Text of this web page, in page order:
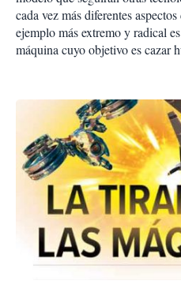
cada vez más diferentes
ejemplo más extremo y radical
máquina cuyo objetivo es cazar